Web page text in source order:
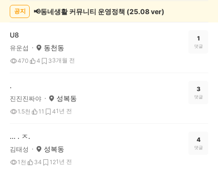
목
공지 📢동네생활 커뮤니티 운영정책 (25.08 ver)
U8
유운섭 동천동
470 4 33개월 전
1
댓글
.
진진진짜야 성복동
1.5천 11 41년 전
3
댓글
... . ㅈ.
김태성 성복동
1천 34 121년 전
4
댓글